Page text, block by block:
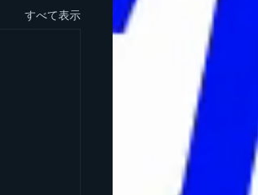
すべて表示